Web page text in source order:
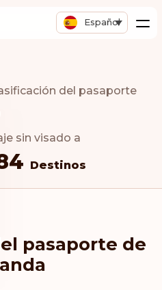
Español
del pasaporte
sin visado a
Destinos
pasaporte de